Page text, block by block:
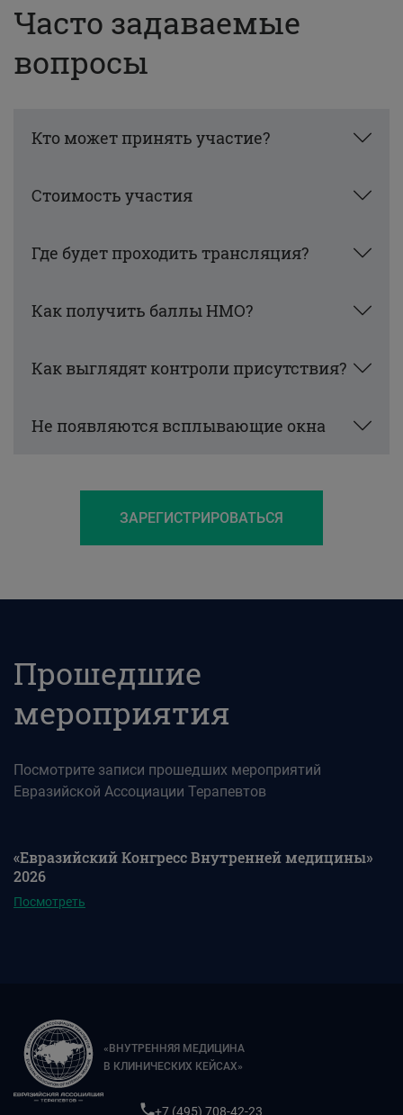
Часто задаваемые
вопросы
Кто может принять участие?
Стоимость участия
Где будет проходить трансляция?
Как получить баллы НМО?
Как выглядят контроли присутствия?
Не появляются всплывающие окна
ЗАРЕГИСТРИРОВАТЬСЯ
Прошедшие
мероприятия
Посмотрите записи прошедших мероприятий
Евразийской Ассоциации Терапевтов
«Евразийский Конгресс Внутренней медицины»
2026
Посмотреть
«ВНУТРЕННЯЯ МЕДИЦИНА
В КЛИНИЧЕСКИХ КЕЙСАХ»
+7 (495) 708-42-23